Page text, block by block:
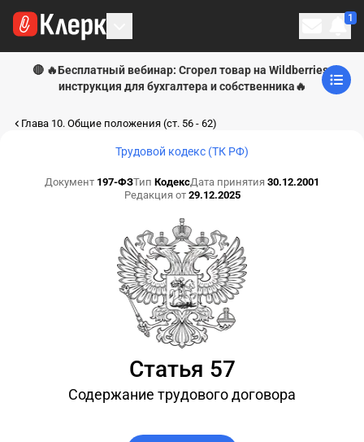
1
🔴 🔥Бесплатный вебинар: Сгорел товар на Wildberries:
инструкция для бухгалтера и собственника🔥
Глава 10. Общие положения (ст. 56 - 62)
Трудовой кодекс (ТК РФ)
Документ 197-ФЗТип КодексДата принятия 30.12.2001
Редакция от 29.12.2025
Статья 57
Содержание трудового договора